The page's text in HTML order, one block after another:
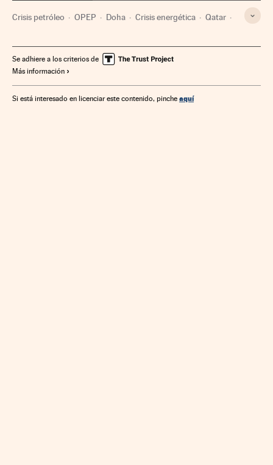
Crisis petróleo OPEP Doha Crisis energética Qatar
Combustibles fósiles Asia Combustibles
Fuentes energía Relaciones exteriores Energía
Se adhiere a los criterios de
Más información
Si está interesado en licenciar este contenido, pinche aquí